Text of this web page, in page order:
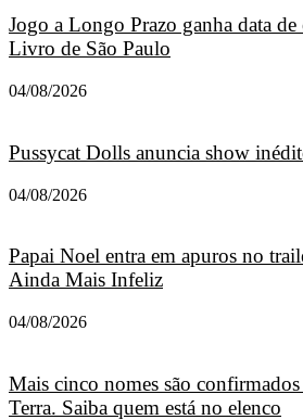
Jogo a Longo Prazo ganha data
Livro de São Paulo
04/08/2026
Pussycat Dolls anuncia show
04/08/2026
Papai Noel entra em apuros no
Ainda Mais Infeliz
04/08/2026
Mais cinco nomes são
Terra. Saiba quem está no elenco